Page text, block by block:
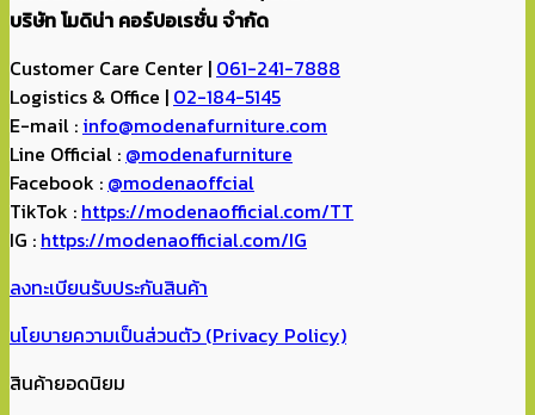
บริษัท โมดิน่า คอร์ปอเรชั่น จำกัด
Customer Care Center | 061-241-7888
Logistics & Office | 02-184-5145
E-mail : info@modenafurniture.com
Line Official : @modenafurniture
Facebook : @modenaoffcial
TikTok : https://modenaofficial.com/TT
IG : https://modenaofficial.com/IG
ลงทะเบียนรับประกันสินค้า
นโยบายความเป็นส่วนตัว (Privacy Policy)
สินค้ายอดนิยม